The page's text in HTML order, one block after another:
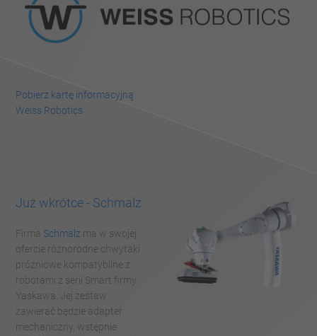
Pobierz kartę informacyjną
Weiss Robotics
Już wkrótce - Schmalz
Firma Schmalz ma w swojej
ofercie różnorodne chwytaki
próżniowe kompatybilne z
robotami z serii Smart firmy
Yaskawa. Jej zestaw
zawierać będzie adapter
mechaniczny, wstępnie